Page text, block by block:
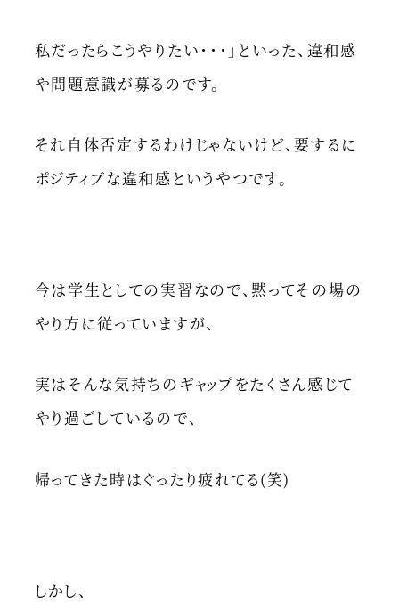
私だったらこうやりたい・・・」といった、違和感
や問題意識が募るのです。
それ自体否定するわけじゃないけど、要するに
ポジティブな違和感というやつです。
今は学生としての実習なので、黙ってその場の
やり方に従っていますが、
実はそんな気持ちのギャップをたくさん感じて
やり過ごしているので、
帰ってきた時はぐったり疲れてる(笑)
しかし、